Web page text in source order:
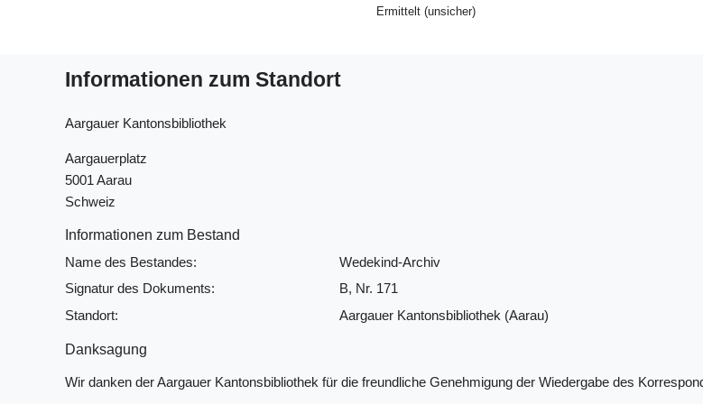
Ermittelt (unsicher)
Informationen zum Standort
Aargauer Kantonsbibliothek
Aargauerplatz
5001 Aarau
Schweiz
Informationen zum Bestand
Name des Bestandes:
Wedekind-Archiv
Signatur des Dokuments:
B, Nr. 171
Standort:
Aargauer Kantonsbibliothek (Aarau)
Danksagung
Wir danken der Aargauer Kantonsbibliothek für die freundliche Genehmigung der Wiedergabe des